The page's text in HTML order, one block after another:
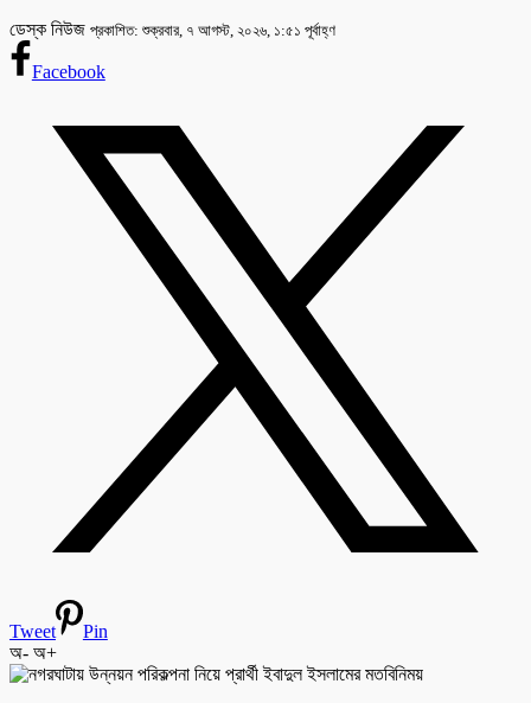
ডেস্ক নিউজ প্রকাশিত: শুক্রবার, ৭ আগস্ট, ২০২৬, ১:৫১ পূর্বাহ্ণ
Facebook
Tweet
Pin
অ- অ+